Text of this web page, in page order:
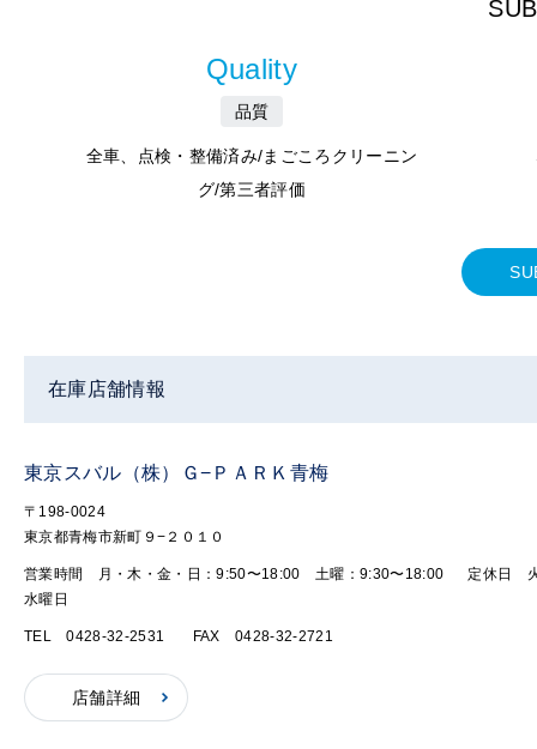
Quality
品質
全車、点検・整備済み/まごころクリーニン
グ/第三者評価
在庫店舗情報
東京スバル（株）Ｇ−ＰＡＲＫ青梅
〒198-0024
東京都青梅市新町９−２０１０
営業時間 月・木・金・日：9:50〜18:00 土曜：9:30〜18:00
定休日
水曜日
TEL 0428-32-2531 FAX 0428-32-2721
店舗詳細